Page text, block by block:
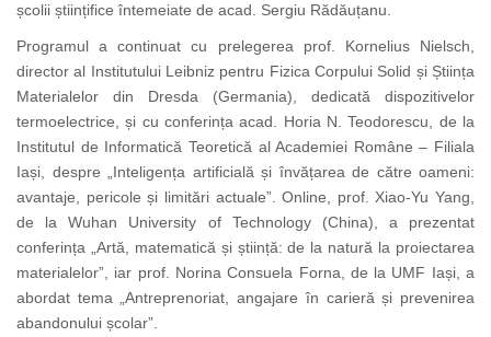
școlii științifice întemeiate de acad. Sergiu Rădăuțanu.
Programul a continuat cu prelegerea prof. Kornelius Nielsch,
director al Institutului Leibniz pentru Fizica Corpului Solid și Știința
Materialelor din Dresda (Germania), dedicată dispozitivelor
termoelectrice, și cu conferința acad. Horia N. Teodorescu, de la
Institutul de Informatică Teoretică al Academiei Române – Filiala
Iași, despre „Inteligența artificială și învățarea de către oameni:
avantaje, pericole și limitări actuale”. Online, prof. Xiao-Yu Yang,
de la Wuhan University of Technology (China), a prezentat
conferința „Artă, matematică și știință: de la natură la proiectarea
materialelor”, iar prof. Norina Consuela Forna, de la UMF Iași, a
abordat tema „Antreprenoriat, angajare în carieră și prevenirea
abandonului școlar”.